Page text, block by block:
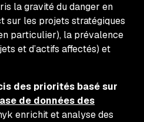
la gravité du danger en
sur les projets stratégiques
particulier), la prévalence
et d’actifs affectés) et
des priorités basé sur
de données des
enrichit et analyse des